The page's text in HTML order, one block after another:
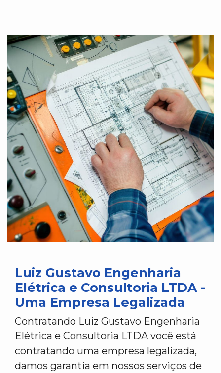
Luiz Gustavo Engenharia
Elétrica e Consultoria LTDA -
Uma Empresa Legalizada
Contratando Luiz Gustavo Engenharia
Elétrica e Consultoria LTDA você está
contratando uma empresa legalizada,
damos garantia em nossos serviços de